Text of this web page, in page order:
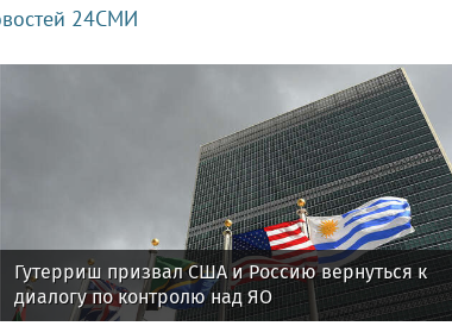
24СМИ
Гутерриш призвал США и Россию вернуться к
диалогу по контролю над ЯО